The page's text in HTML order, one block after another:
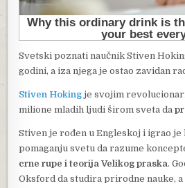
Svetski poznati naučnik Stiven
godini, a iza njega je ostao zavidan
Stiven Hoking je svojim
milione mladih ljudi širom sveta da
Stiven je rođen u Engleskoj i igrao je
pomaganju svetu da razume
crne rupe i teorija Velikog praska.
Oksford da studira prirodne nauke, a